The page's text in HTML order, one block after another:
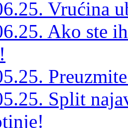
Vrućina
Ako ste
Split